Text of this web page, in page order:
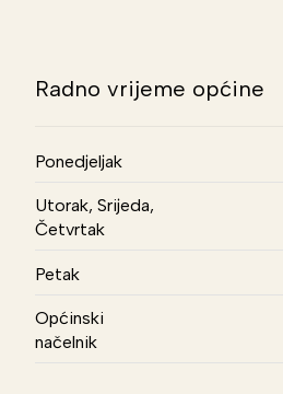
Radno vrijeme općine
Ponedjeljak
Utorak, Srijeda,
Četvrtak
Petak
Općinski
načelnik